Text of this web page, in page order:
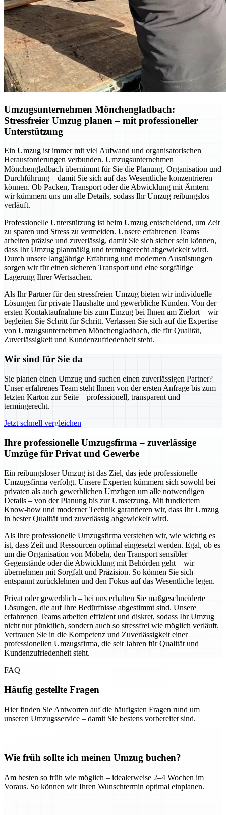
Umzugsunternehmen Mönchengladbach:
Stressfreier Umzug planen – mit professioneller
Unterstützung
Ein Umzug ist immer mit viel Aufwand und organisatorischen
Herausforderungen verbunden. Umzugsunternehmen
Mönchengladbach übernimmt für Sie die Planung, Organisation und
Durchführung – damit Sie sich auf das Wesentliche konzentrieren
können. Ob Packen, Transport oder die Abwicklung mit Ämtern –
wir kümmern uns um alle Details, sodass Ihr Umzug reibungslos
verläuft.
Professionelle Unterstützung ist beim Umzug entscheidend, um Zeit
zu sparen und Stress zu vermeiden. Unsere erfahrenen Teams
arbeiten präzise und zuverlässig, damit Sie sich sicher sein können,
dass Ihr Umzug planmäßig und termingerecht abgewickelt wird.
Durch unsere langjährige Erfahrung und modernen Ausrüstungen
sorgen wir für einen sicheren Transport und eine sorgfältige
Lagerung Ihrer Wertsachen.
Als Ihr Partner für den stressfreien Umzug bieten wir individuelle
Lösungen für private Haushalte und gewerbliche Kunden. Von der
ersten Kontaktaufnahme bis zum Einzug bei Ihnen am Zielort – wir
begleiten Sie Schritt für Schritt. Verlassen Sie sich auf die Expertise
von Umzugsunternehmen Mönchengladbach, die für Qualität,
Zuverlässigkeit und Kundenzufriedenheit steht.
Wir sind für Sie da
Sie planen einen Umzug und suchen einen zuverlässigen Partner?
Unser erfahrenes Team steht Ihnen von der ersten Anfrage bis zum
letzten Karton zur Seite – professionell, transparent und
termingerecht.
Jetzt schnell vergleichen
Ihre professionelle Umzugsfirma – zuverlässige
Umzüge für Privat und Gewerbe
Ein reibungsloser Umzug ist das Ziel, das jede professionelle
Umzugsfirma verfolgt. Unsere Experten kümmern sich sowohl bei
privaten als auch gewerblichen Umzügen um alle notwendigen
Details – von der Planung bis zur Umsetzung. Mit fundiertem
Know-how und moderner Technik garantieren wir, dass Ihr Umzug
in bester Qualität und zuverlässig abgewickelt wird.
Als Ihre professionelle Umzugsfirma verstehen wir, wie wichtig es
ist, dass Zeit und Ressourcen optimal eingesetzt werden. Egal, ob es
um die Organisation von Möbeln, den Transport sensibler
Gegenstände oder die Abwicklung mit Behörden geht – wir
übernehmen mit Sorgfalt und Präzision. So können Sie sich
entspannt zurücklehnen und den Fokus auf das Wesentliche legen.
Privat oder gewerblich – bei uns erhalten Sie maßgeschneiderte
Lösungen, die auf Ihre Bedürfnisse abgestimmt sind. Unsere
erfahrenen Teams arbeiten effizient und diskret, sodass Ihr Umzug
nicht nur pünktlich, sondern auch so stressfrei wie möglich verläuft.
Vertrauen Sie in die Kompetenz und Zuverlässigkeit einer
professionellen Umzugsfirma, die seit Jahren für Qualität und
Kundenzufriedenheit steht.
FAQ
Häufig gestellte Fragen
Hier finden Sie Antworten auf die häufigsten Fragen rund um
unseren Umzugsservice – damit Sie bestens vorbereitet sind.
Wie früh sollte ich meinen Umzug buchen?
Am besten so früh wie möglich – idealerweise 2–4 Wochen im
Voraus. So können wir Ihren Wunschtermin optimal einplanen.